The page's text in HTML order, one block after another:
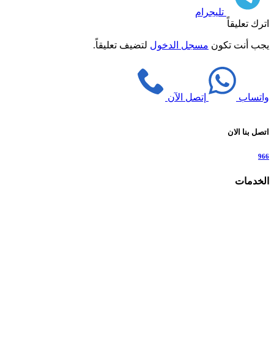
تليجرام
اترك تعليقاً
يجب أنت تكون مسجل الدخول لتضيف تعليقاً.
واتساب إتصل الآن
اتصل بنا الان
966
الخدمات